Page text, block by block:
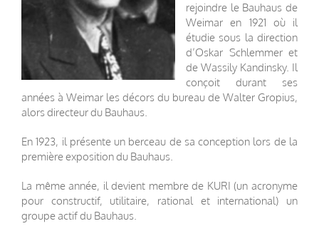
rejoindre le Bauhaus de
Weimar en 1921 où il
étudie sous la direction
d’Oskar Schlemmer et
de Wassily Kandinsky. Il
conçoit durant ses
années à Weimar les décors du bureau de Walter Gropius,
alors directeur du Bauhaus.
En 1923, il présente un berceau de sa conception lors de la
première exposition du Bauhaus.
La même année, il devient membre de KURI (un acronyme
pour constructif, utilitaire, rational et international) un
groupe actif du Bauhaus.